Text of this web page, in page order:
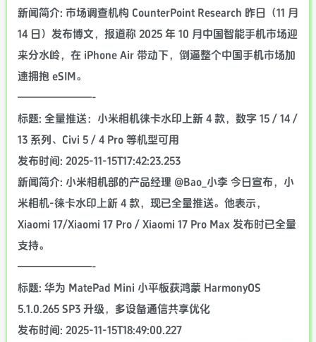
新闻简介: 市场调查机构 CounterPoint Research 昨日（11 月
14 日）发布博文，报道称 2025 年 10 月中国智能手机市场迎
来分水岭，在 iPhone Air 带动下，倒逼整个中国手机市场加
速拥抱 eSIM。
———————-
标题: 全量推送：小米相机徕卡水印上新 4 款，数字 15 / 14 /
13 系列、Civi 5 / 4 Pro 等机型可用
发布时间: 2025-11-15T17:42:23.253
新闻简介: 小米相机部的产品经理 @Bao_小李 今日宣布，小
米相机-徕卡水印上新 4 款，现已全量推送。他表示，
Xiaomi 17/Xiaomi 17 Pro / Xiaomi 17 Pro Max 发布时已全量
支持。
———————-
标题: 华为 MatePad Mini 小平板获鸿蒙 HarmonyOS
5.1.0.265 SP3 升级，多设备通信共享优化
发布时间: 2025-11-15T18:49:00.227